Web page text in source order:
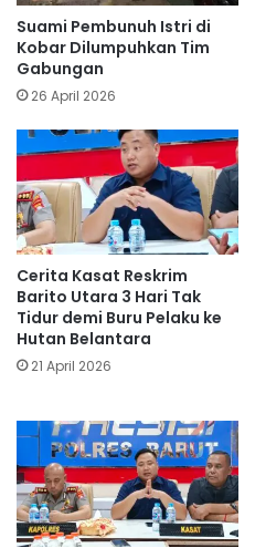
Suami Pembunuh Istri di
Kobar Dilumpuhkan Tim
Gabungan
26 April 2026
Cerita Kasat Reskrim
Barito Utara 3 Hari Tak
Tidur demi Buru Pelaku ke
Hutan Belantara
21 April 2026